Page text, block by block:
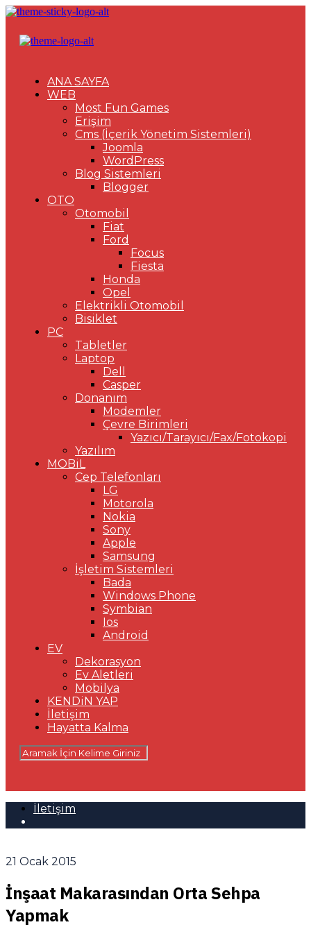
ANA SAYFA
WEB
Most Fun Games
Erişim
Cms (İçerik Yönetim Sistemleri)
Joomla
WordPress
Blog Sistemleri
Blogger
OTO
Otomobil
Fiat
Ford
Focus
Fiesta
Honda
Opel
Elektrikli Otomobil
Bisiklet
PC
Tabletler
Laptop
Dell
Casper
Donanım
Modemler
Çevre Birimleri
Yazıcı/Tarayıcı/Fax/Fotokopi
Yazılım
MOBiL
Cep Telefonları
LG
Motorola
Nokia
Sony
Apple
Samsung
İşletim Sistemleri
Bada
Windows Phone
Symbian
Ios
Android
EV
Dekorasyon
Ev Aletleri
Mobilya
KENDiN YAP
İletişim
Hayatta Kalma
İletişim
21 Ocak 2015
İnşaat Makarasından Orta Sehpa
Yapmak